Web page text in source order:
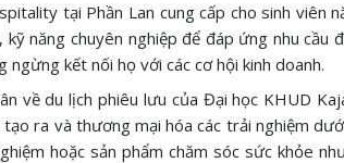
tại Phần Lan cung cấp cho sinh
năng chuyên nghiệp để đáp ứng nhu
kết nối họ với các cơ hội kinh doanh.
về du lịch phiêu lưu của Đại học KHUD
tạo ra và thương mại hóa các trải nghiệm
hoặc sản phẩm chăm sóc sức khỏe